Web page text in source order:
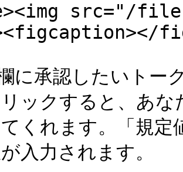
src="/
に承認したいトー
ックすると、あ
くれます。「規
入力されます。